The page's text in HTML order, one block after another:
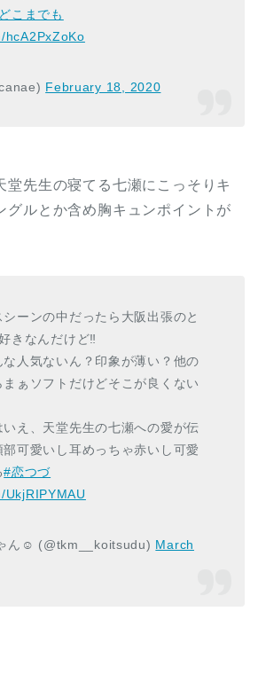
こまでも
hcA2PxZoKo
February 18, 2020
堂先生の寝てる七瀬にこっそりキ
グルとか含め胸キュンポイントが
ーンの中だったら大阪出張のと
きなんだけど‼︎
人気ないん？印象が薄い？他の
ぁソフトだけどそこが良くない
いえ、天堂先生の七瀬への愛が伝
可愛いし耳めっちゃ赤いし可愛
#恋つづ
ん︎︎︎︎︎☺︎ (@tkm__koitsudu) March